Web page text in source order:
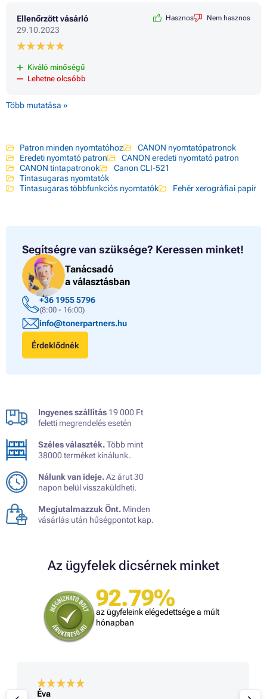
Ellenőrzött vásárló
29.10.2023
Hasznos Nem hasznos
Kiváló minőségű
Lehetne olcsóbb
Több mutatása »
Patron minden nyomtatóhoz
CANON nyomtatópatronok
Eredeti nyomtató patron
CANON eredeti nyomtató patron
CANON tintapatronok
Canon CLI-521
Tintasugaras nyomtatók
Tintasugaras többfunkciós nyomtatók
Fehér xerográfiai papír
Segítségre van szüksége? Keressen minket!
Tanácsadó
a választásban
+36 1955 5796
(8:00 - 16:00)
info@tonerpartners.hu
Érdeklődnék
Ingyenes szállítás 19 000 Ft
feletti megrendelés esetén
Széles választék.Több mint
38000 terméket kínálunk.
Nálunk van ideje.Az árut 30
napon belül visszaküldheti.
Megjutalmazzuk Önt. Minden
vásárlás után hűségpontot kap.
Az ügyfelek dicsérnek minket
92.79%
az ügyfeleink elégedettsége a múlt
hónapban
Éva